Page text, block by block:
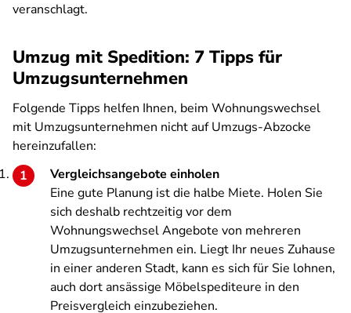
veranschlagt.
Umzug mit Spedition: 7 Tipps für
Umzugsunternehmen
Folgende Tipps helfen Ihnen, beim Wohnungswechsel
mit Umzugsunternehmen nicht auf Umzugs-Abzocke
hereinzufallen:
Vergleichsangebote einholen
Eine gute Planung ist die halbe Miete. Holen Sie
sich deshalb rechtzeitig vor dem
Wohnungswechsel Angebote von mehreren
Umzugsunternehmen ein. Liegt Ihr neues Zuhause
in einer anderen Stadt, kann es sich für Sie lohnen,
auch dort ansässige Möbelspediteure in den
Preisvergleich einzubeziehen.